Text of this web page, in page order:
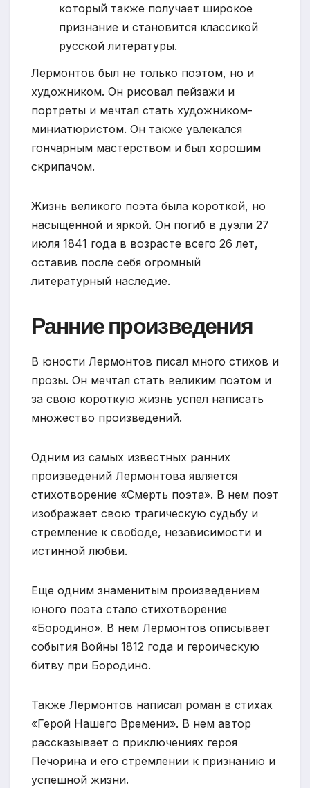
который также получает широкое
признание и становится классикой
русской литературы.
Лермонтов был не только поэтом, но и
художником. Он рисовал пейзажи и
портреты и мечтал стать художником-
миниатюристом. Он также увлекался
гончарным мастерством и был хорошим
скрипачом.
Жизнь великого поэта была короткой, но
насыщенной и яркой. Он погиб в дуэли 27
июля 1841 года в возрасте всего 26 лет,
оставив после себя огромный
литературный наследие.
Ранние произведения
В юности Лермонтов писал много стихов и
прозы. Он мечтал стать великим поэтом и
за свою короткую жизнь успел написать
множество произведений.
Одним из самых известных ранних
произведений Лермонтова является
стихотворение «Смерть поэта». В нем поэт
изображает свою трагическую судьбу и
стремление к свободе, независимости и
истинной любви.
Еще одним знаменитым произведением
юного поэта стало стихотворение
«Бородино». В нем Лермонтов описывает
события Войны 1812 года и героическую
битву при Бородино.
Также Лермонтов написал роман в стихах
«Герой Нашего Времени». В нем автор
рассказывает о приключениях героя
Печорина и его стремлении к признанию и
успешной жизни.